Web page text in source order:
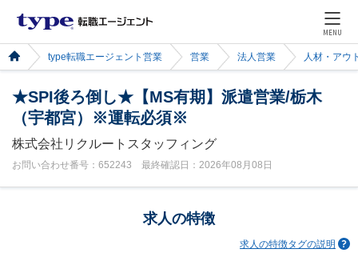
MENU
type転職エージェント営業 営業 法人営業 人材・アウ
★SPI後ろ倒し★【MS有期】派遣営業/栃木
（宇都宮）※運転必須※
株式会社リクルートスタッフィング
お問い合わせ番号：652243 最終確認日：2026年08月08日
求人の特徴
求人の特徴タグの説明